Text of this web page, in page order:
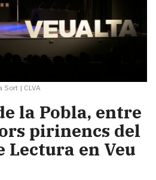
Sort | CLVA
la Pobla, entre
pirinencs del
Lectura en Veu